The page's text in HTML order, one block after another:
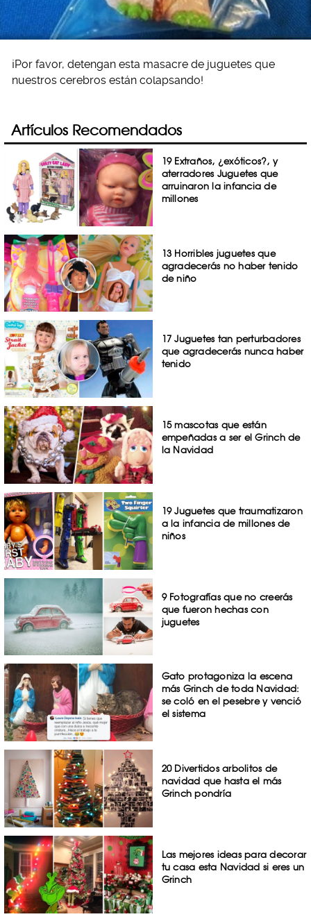
¡Por favor, detengan esta masacre de juguetes que
nuestros cerebros están colapsando!
Artículos Recomendados
19 Extraños, ¿exóticos?, y
aterradores Juguetes que
arruinaron la infancia de
millones
13 Horribles juguetes que
agradecerás no haber tenido
de niño
17 Juguetes tan perturbadores
que agradecerás nunca haber
tenido
15 mascotas que están
empeñadas a ser el Grinch de
la Navidad
19 Juguetes que traumatizaron
a la infancia de millones de
niños
9 Fotografías que no creerás
que fueron hechas con
juguetes
Gato protagoniza la escena
más Grinch de toda Navidad:
se coló en el pesebre y venció
el sistema
20 Divertidos arbolitos de
navidad que hasta el más
Grinch pondría
Las mejores ideas para decorar
tu casa esta Navidad si eres un
Grinch